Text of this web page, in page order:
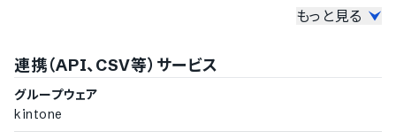
トルコ語
ベトナム語
SMS配信機能
データのインポート機能
アンケート作成機能
ダッシュボードのカスタマイズ対応
もっと見る
連携（API、CSV等）サービス
グループウェア
kintone